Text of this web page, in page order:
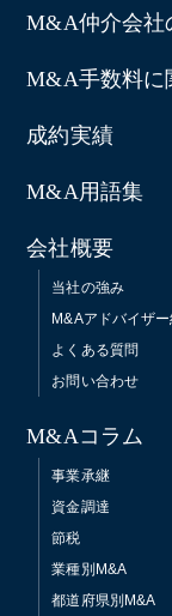
M&A仲介会社
M&A手数料に
成約実績
M&A用語集
会社概要
当社の強み
M&Aアドバイザ
よくある質問
お問い合わせ
M&Aコラム
事業承継
資金調達
節税
業種別M&A
都道府県別M&A